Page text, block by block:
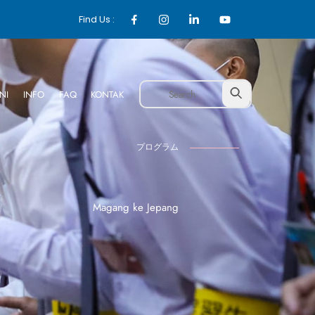
Find Us :
INFO FAQ KONTAK
プログラム
Magang ke Jepang